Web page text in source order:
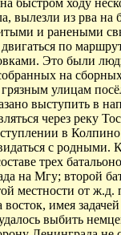
быстром ходу
вылезли из рва
и ранеными
двигаться по
Это были
на
грязным улицам
выступить в
через реку
в
с родными.
трех
на Мгу; второй
местности от
восток, имея
выбить